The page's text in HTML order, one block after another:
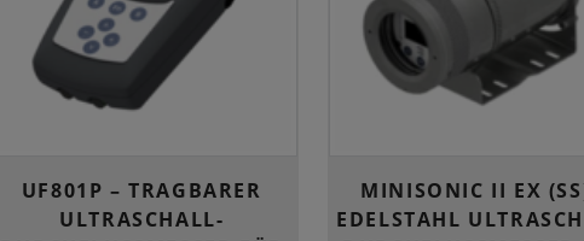
UF801P – TRAGBARER
ULTRASCHALL-
MINISONIC II EX
EDELSTAHL